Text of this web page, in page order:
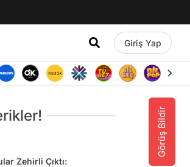
Giriş Yap
Görüş Bildir
Zehirli Çıktı: